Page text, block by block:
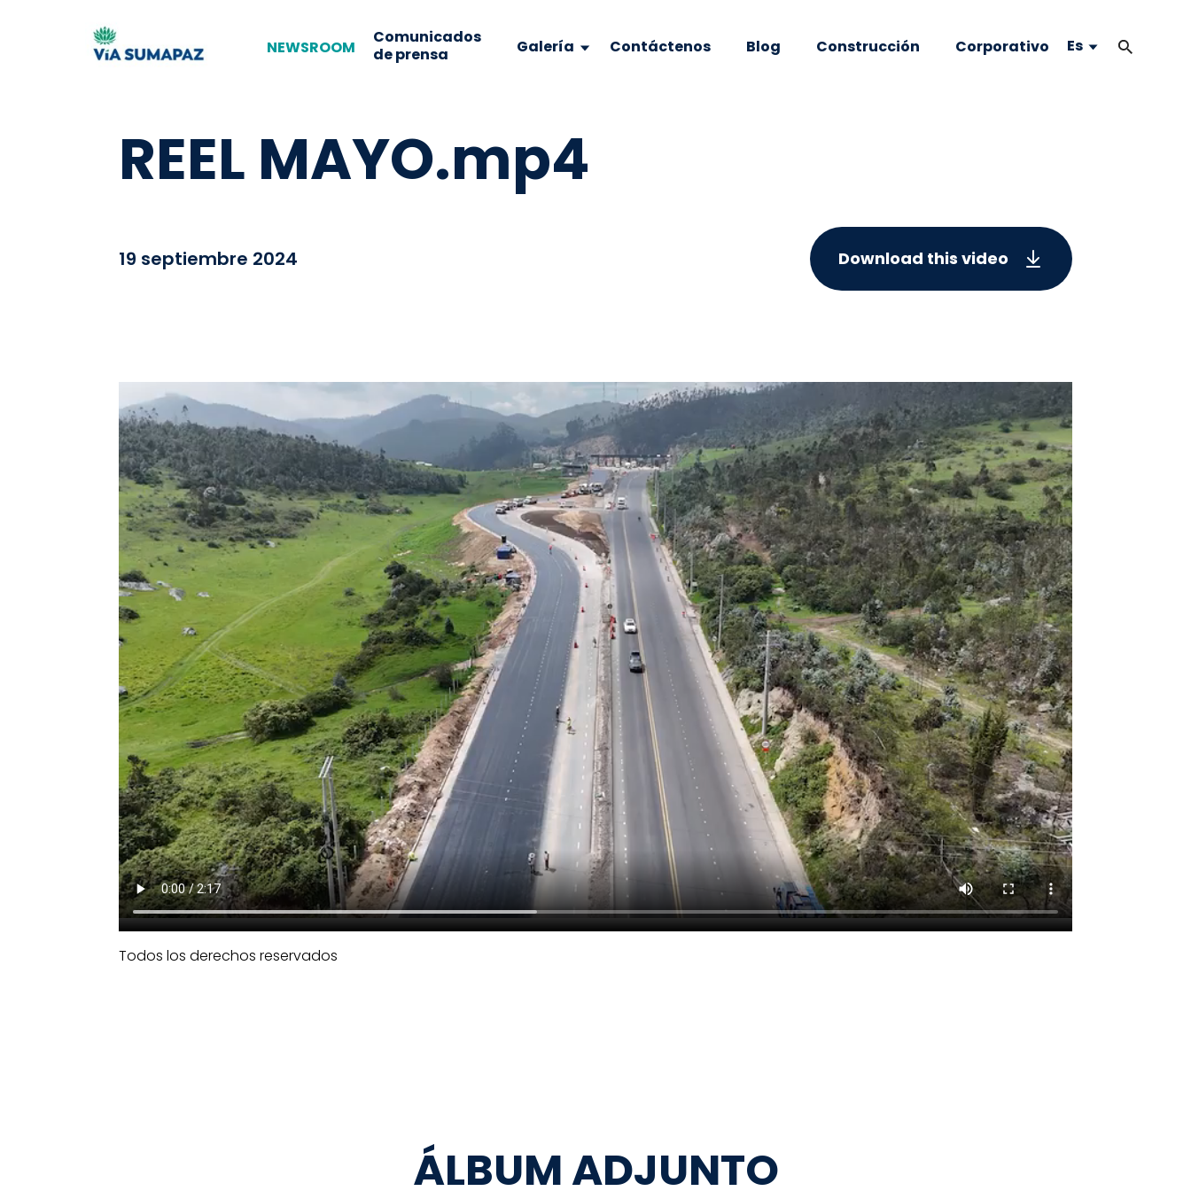
NEWSROOM
Comunicados
de prensa
Galería Contáctenos Blog Construcción Corporativo Es
REEL MAYO.mp4
19 septiembre 2024 Download this video
Todos los derechos reservados
ÁLBUM ADJUNTO